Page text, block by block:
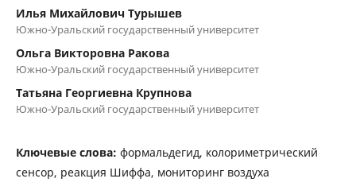
Илья Михайлович Турышев
Южно-Уральский государственный университет
Ольга Викторовна Ракова
Южно-Уральский государственный университет
Татьяна Георгиевна Крупнова
Южно-Уральский государственный университет
Ключевые слова: формальдегид, колориметрический
сенсор, реакция Шиффа, мониторинг воздуха